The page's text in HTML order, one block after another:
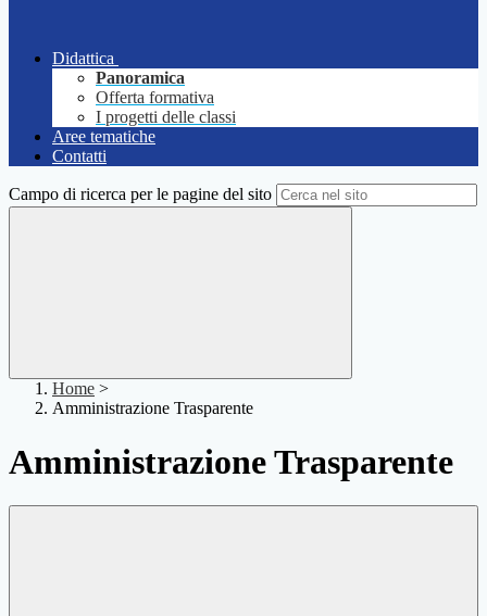
Didattica
Panoramica
Offerta formativa
I progetti delle classi
Aree tematiche
Contatti
Campo di ricerca per le pagine del sito
Home >
Amministrazione Trasparente
Amministrazione Trasparente